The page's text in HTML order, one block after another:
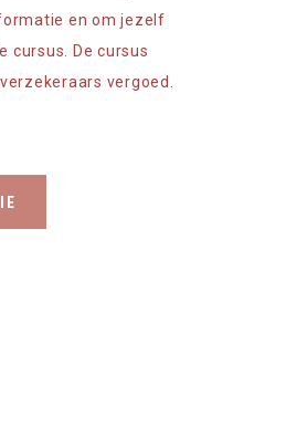
en om jezelf
cursus. De cursus
vergoed.